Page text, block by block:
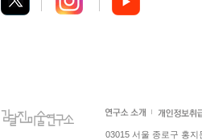
03015 서울 종로구 홍